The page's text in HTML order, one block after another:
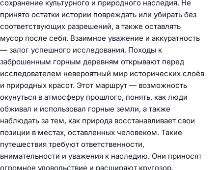
сохранение культурного и природного наследия. Не
принято остатки истории повреждать или убирать без
соответствующих разрешений, а также оставлять
мусор после себя. Взаимное уважение и аккуратность
— залог успешного исследования. Походы к
заброшенным горным деревням открывают перед
исследователем невероятный мир исторических слоёв
и природных красот. Этот маршрут — возможность
окунуться в атмосферу прошлого, понять, как люди
обживал и использовал горные земли, а также
наблюдать за тем, как природа восстанавливает свои
позиции в местах, оставленных человеком. Такие
путешествия требуют ответственности,
внимательности и уважения к наследию. Они приносят
огромное удовольствие и расширяют кругозор,